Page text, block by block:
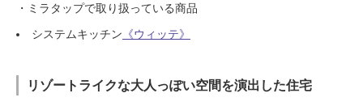
・ミラタップで取り扱っている商品
システムキッチン 《ウィッテ》
リゾートライクな大人っぽい空間を演出した住宅